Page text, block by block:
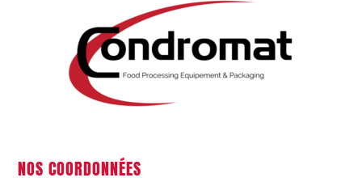
NOS COORDONNÉES